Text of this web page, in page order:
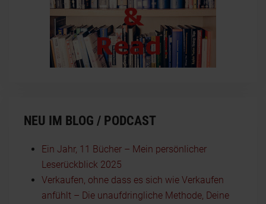
NEU IM BLOG / PODCAST
Ein Jahr, 11 Bücher – Mein persönlicher
Leserückblick 2025
Verkaufen, ohne dass es sich wie Verkaufen
anfühlt – Die unaufdringliche Methode, Deine